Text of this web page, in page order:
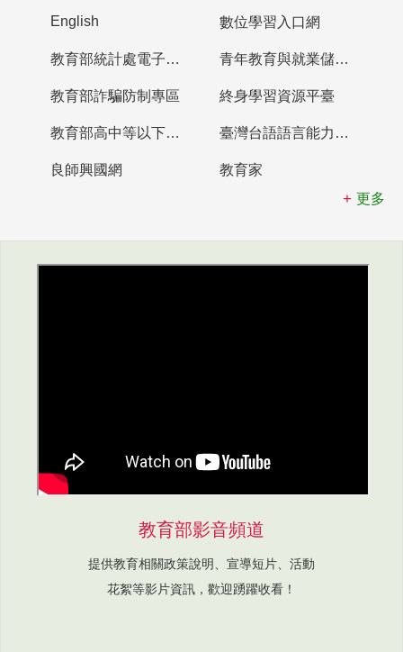
English 數位學習入口網
教育部統計處電子書櫃 青年教育與就業儲蓄帳戶
教育部詐騙防制專區 終身學習資源平臺
教育部高中等以下學校及幼兒園教師資格檢定考試 臺灣台語語言能力認證網站
良師興國網
教育家
更多
教育部影音頻道
提供教育相關政策說明、宣導短片、活動
花絮等影片資訊，歡迎踴躍收看！